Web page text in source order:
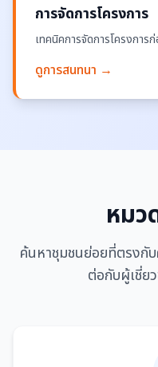
การจัดการโครงการ
เทคนิคการจัดการโครงการ
ดูการสนทนา →
หมว
ค้นหาชุมชนย่อยที่ตรงกั
ต่อกับผู้เชี่ย